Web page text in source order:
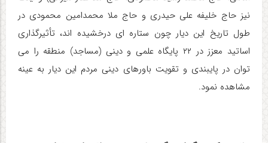
نیز حاج خلیفه علی حیدری و حاج ملا محمدامین محمودی در
طول تاریخ این دیار چون ستاره ای درخشیده اند، تأثیرگذاری
اساتید معزز در ۲۲ پایگاه علمی و دینی (مساجد) منطقه را می
توان در پایبندی و تقویت باورهای دینی مردم این دیار به عینه
مشاهده نمود.